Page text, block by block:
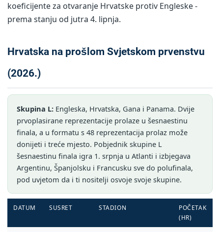
koeficijente za otvaranje Hrvatske protiv Engleske -
prema stanju od jutra 4. lipnja.
Hrvatska na prošlom Svjetskom prvenstvu
(2026.)
Skupina L: Engleska, Hrvatska, Gana i Panama. Dvije
prvoplasirane reprezentacije prolaze u šesnaestinu
finala, a u formatu s 48 reprezentacija prolaz može
donijeti i treće mjesto. Pobjednik skupine L
šesnaestinu finala igra 1. srpnja u Atlanti i izbjegava
Argentinu, Španjolsku i Francusku sve do polufinala,
pod uvjetom da i ti nositelji osvoje svoje skupine.
DATUM SUSRET STADION
POČETAK
(HR)